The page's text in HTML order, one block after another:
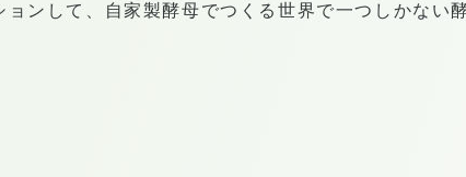
ンして、自家製酵母でつくる世界で一つしかない